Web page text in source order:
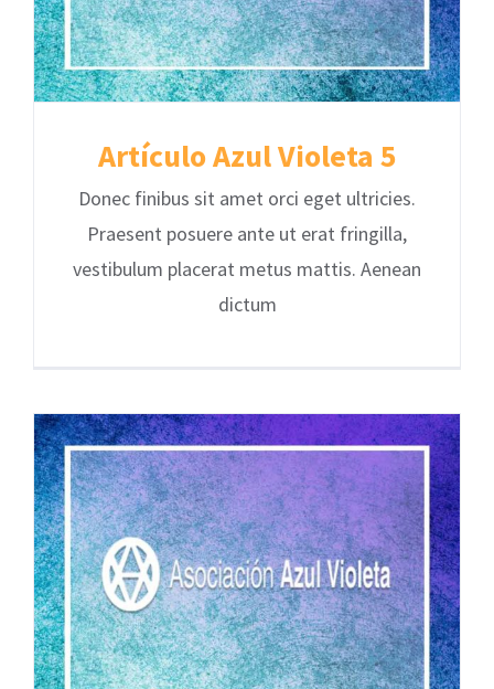
Artículo Azul Violeta 5
Donec finibus sit amet orci eget ultricies.
Praesent posuere ante ut erat fringilla,
vestibulum placerat metus mattis. Aenean
dictum